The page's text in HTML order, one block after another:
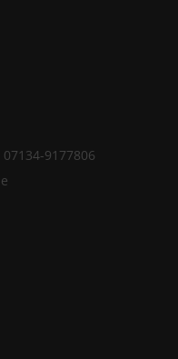
07134-9177806